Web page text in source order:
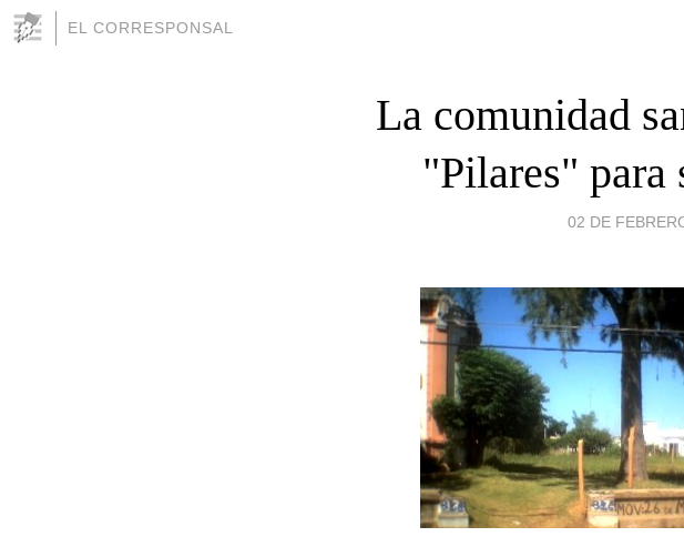
EL CORRESPONSAL
La comunidad
"Pilares" para
02 DE